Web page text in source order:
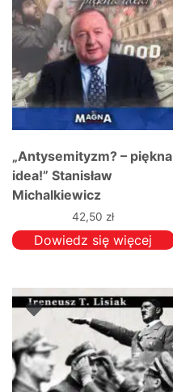
„Antysemityzm? – piękna
idea!” Stanisław
Michalkiewicz
42,50 zł
Dowiedz się więcej